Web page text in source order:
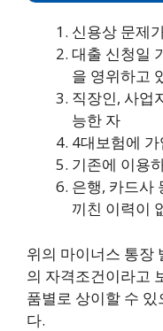
신용상 문제
대출 신청일
을 영위하고
직장인, 사업
능한 자
4대보험에
기존에 이용
은행, 카드사
끼친 이력이
위의 마이너스 통장
의 자격조건이라고
품별로 상이할 수
다.